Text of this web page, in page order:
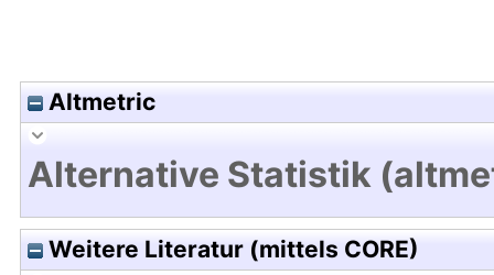
Altmetric
Alternative Statistik
Weitere Literatur (mittels CORE)